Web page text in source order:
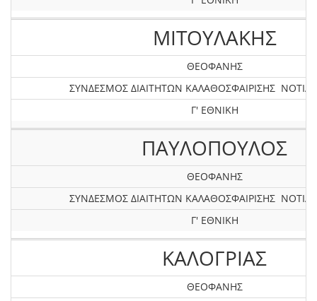
ΜΙΤΟΥΛΑΚΗΣ
ΘΕΟΦΑΝΗΣ
ΣΥΝΔΕΣΜΟΣ ΔΙΑΙΤΗΤΩΝ ΚΑΛΑΘΟΣΦΑΙΡΙΣΗΣ
Γ' ΕΘΝΙΚΗ
ΠΑΥΛΟΠΟΥΛΟΣ
ΘΕΟΦΑΝΗΣ
ΣΥΝΔΕΣΜΟΣ ΔΙΑΙΤΗΤΩΝ ΚΑΛΑΘΟΣΦΑΙΡΙΣΗΣ
Γ' ΕΘΝΙΚΗ
ΚΑΛΟΓΡΙΑΣ
ΘΕΟΦΑΝΗΣ